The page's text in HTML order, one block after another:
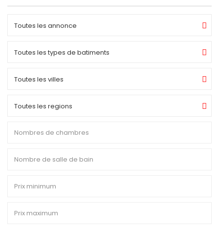
Toutes les annonce
Toutes les types de batiments
Toutes les villes
Toutes les regions